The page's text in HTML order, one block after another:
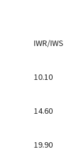
IWR/IWS
10.10
14.60
19.90